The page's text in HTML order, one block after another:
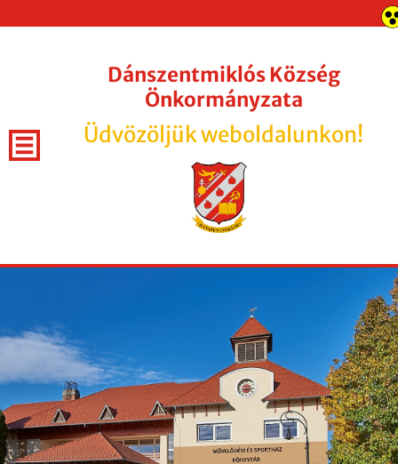
Dánszentmiklós Község
Önkormányzata
Üdvözöljük weboldalunkon!